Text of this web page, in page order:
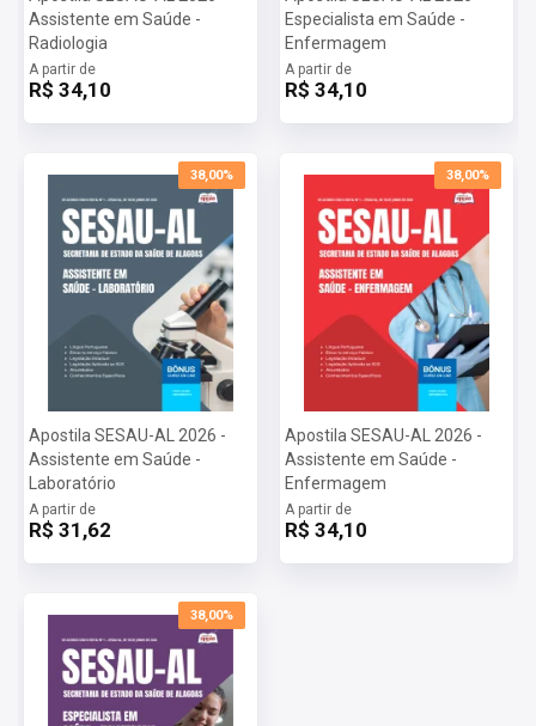
Assistente em Saúde -
Radiologia
A partir de
R$ 34,10
Especialista em Saúde -
Enfermagem
A partir de
R$ 34,10
38,00%
Apostila SESAU-AL 2026 -
Assistente em Saúde -
Laboratório
A partir de
R$ 31,62
38,00%
Apostila SESAU-AL 2026 -
Assistente em Saúde -
Enfermagem
A partir de
R$ 34,10
38,00%